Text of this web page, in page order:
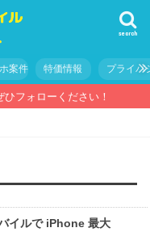
search
案件 特価情報 プライバ
フォローください！
バイルで iPhone 最大